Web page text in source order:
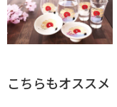
こちらもオススメ